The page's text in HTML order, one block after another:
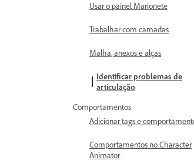
Usar o painel Marionete
Trabalhar com camadas
Malha, anexos e alças
Identificar problemas de
articulação
Comportamentos
Adicionar tags e
Comportamentos no Character
Animator